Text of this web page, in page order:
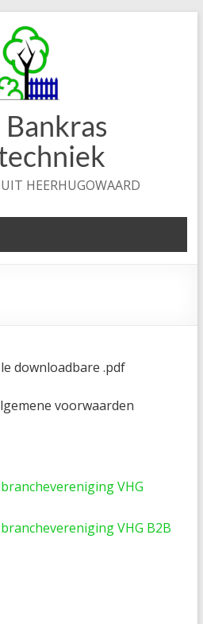
HEERHUGOWAARD
downloadbare .pdf
voorwaarden
VHG
VHG B2B